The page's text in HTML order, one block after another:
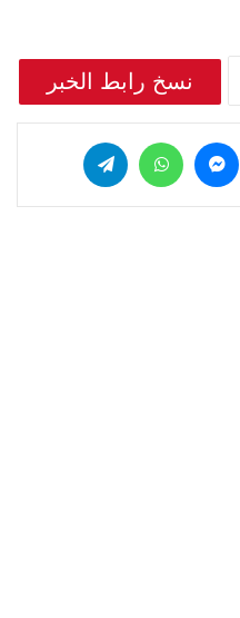
نسخ رابط الخبر
بينتيريست
ماسنجر واتساب